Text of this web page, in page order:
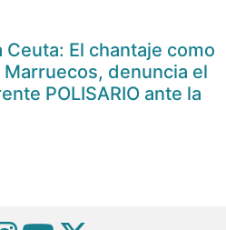
Ceuta: El chantaje como
denuncia el
POLISARIO ante la